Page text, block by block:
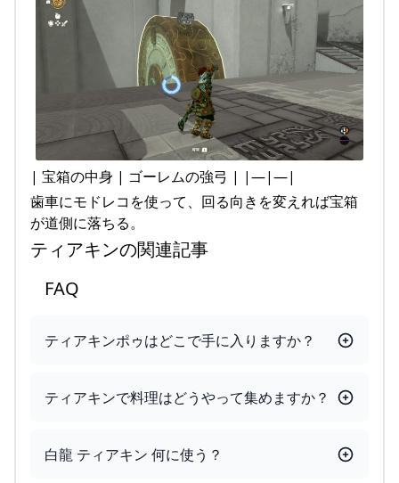
| 宝箱の中身 | ゴーレムの強弓 | |—|—|
歯車にモドレコを使って、回る向きを変えれば宝箱
が道側に落ちる。
ティアキンの関連記事
FAQ
ティアキンポゥはどこで手に入りますか？
ティアキンで料理はどうやって集めますか？
白龍 ティアキン 何に使う？